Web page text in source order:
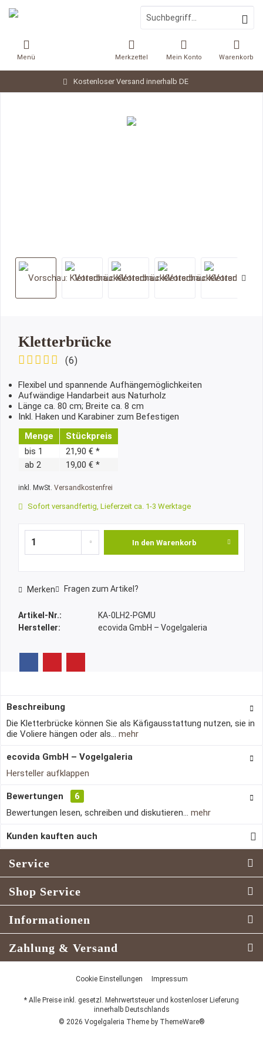
Kostenloser Versand innerhalb DE
Warenkorb
Merkzettel Mein Konto
Menü
Kletterbrücke
(6)
Flexibel und spannende Aufhängemöglichkeiten
Aufwändige Handarbeit aus Naturholz
Länge ca. 80 cm; Breite ca. 8 cm
Inkl. Haken und Karabiner zum Befestigen
Menge
Stückpreis
bis 1
21,90 € *
ab 2 19,00 € *
inkl. MwSt. Versandkostenfrei
Sofort versandfertig, Lieferzeit ca. 1-3 Werktage
In den Warenkorb
Merken Fragen zum Artikel?
Artikel-Nr.:
KA-0LH2-PGMU
Hersteller:
ecovida GmbH – Vogelgaleria
Beschreibung
Die Kletterbrücke können Sie als Käfigausstattung nutzen, sie in
die Voliere hängen oder als... mehr
ecovida GmbH – Vogelgaleria
Hersteller aufklappen
Bewertungen
6
Bewertungen lesen, schreiben und diskutieren... mehr
Kunden kauften auch
Service
Shop Service
Informationen
Zahlung & Versand
Cookie Einstellungen Impressum
* Alle Preise inkl. gesetzl. Mehrwertsteuer und kostenloser Lieferung
innerhalb Deutschlands
© 2026 Vogelgaleria Theme by ThemeWare®